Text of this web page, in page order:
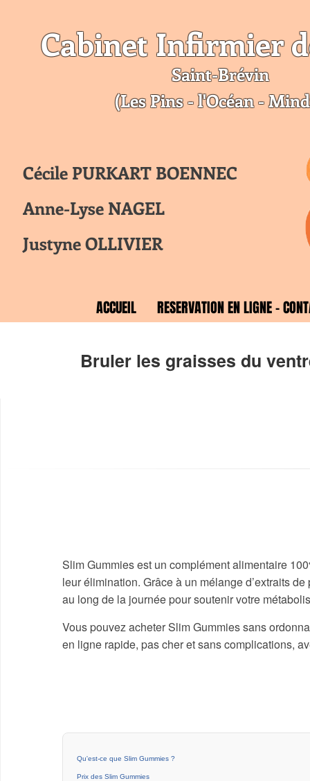
Cabinet Infirmier
Saint-Brévin
(Les Pins - l'Océan -
Cécile PURKART BOENNEC
Anne-Lyse NAGEL
Justyne OLLIVIER
ACCUEIL RESERVATION EN LIGNE -
Bruler les graisses du
Slim Gummies est un complément alimentaire
leur élimination. Grâce à un mélange d’extraits
au long de la journée pour soutenir votre
Vous pouvez acheter Slim Gummies sans
en ligne rapide, pas cher et sans complications,
Qu'est-ce que Slim Gummies ?
Prix des Slim Gummies